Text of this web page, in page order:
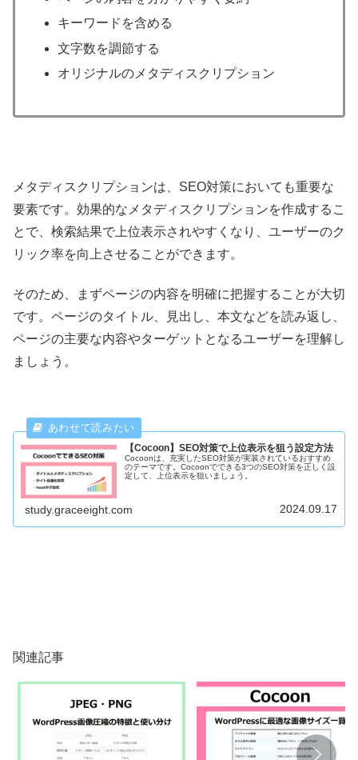
キーワードを含める
文字数を調節する
オリジナルのメタディスクリプション
メタディスクリプションは、SEO対策においても重要な
要素です。効果的なメタディスクリプションを作成するこ
とで、検索結果で上位表示されやすくなり、ユーザーのク
リック率を向上させることができます。
そのため、まずページの内容を明確に把握することが大切
です。ページのタイトル、見出し、本文などを読み返し、
ページの主要な内容やターゲットとなるユーザーを理解し
ましょう。
【Cocoon】SEO対策で上位表示を狙う設定方法
Cocoonは、充実したSEO対策が実装されているおすすめ
のテーマです。Cocoonでできる3つのSEO対策を正しく設
定して、上位表示を狙いましょう。
study.graceeight.com 2024.09.17
関連記事